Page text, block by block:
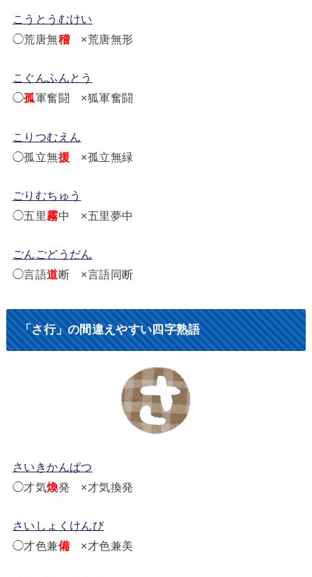
こうとうむけい
◯荒唐無稽×荒唐無形
こぐんふんとう
◯孤軍奮闘 ×狐軍奮闘
こりつむえん
◯孤立無援×孤立無緑
ごりむちゅう
◯五里霧中 ×五里夢中
ごんごどうだん
◯言語道断 ×言語同断
「さ行」の間違えやすい四字熟語
さいきかんぱつ
◯才気煥発 ×才気換発
さいしょくけんび
◯才色兼備×才色兼美